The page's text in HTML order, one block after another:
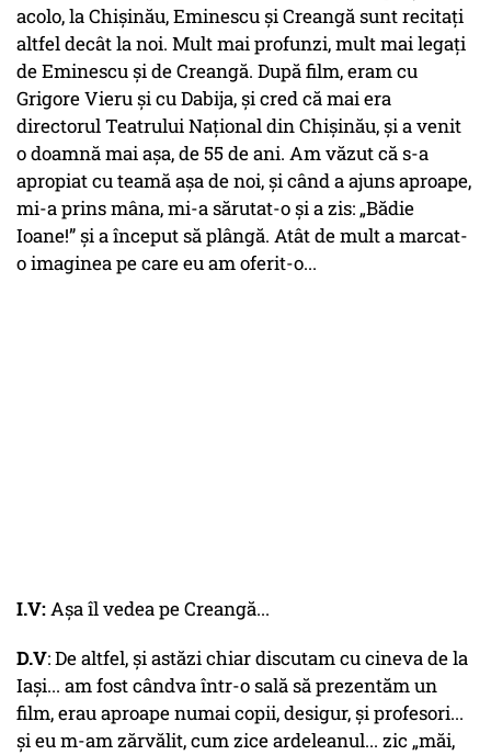
acolo, la Chișinău, Eminescu și Creangă sunt recitați
altfel decât la noi. Mult mai profunzi, mult mai legați
de Eminescu și de Creangă. După film, eram cu
Grigore Vieru și cu Dabija, și cred că mai era
directorul Teatrului Național din Chișinău, și a venit
o doamnă mai așa, de 55 de ani. Am văzut că s-a
apropiat cu teamă așa de noi, și când a ajuns aproape,
mi-a prins mâna, mi-a sărutat-o și a zis: „Bădie
Ioane!” și a început să plângă. Atât de mult a marcat-
o imaginea pe care eu am oferit-o...
I.V:Așa îl vedea pe Creangă...
D.V: De altfel, și astăzi chiar discutam cu cineva de la
Iași... am fost cândva într-o sală să prezentăm un
film, erau aproape numai copii, desigur, și profesori...
și eu m-am zărvălit, cum zice ardeleanul... zic „măi,